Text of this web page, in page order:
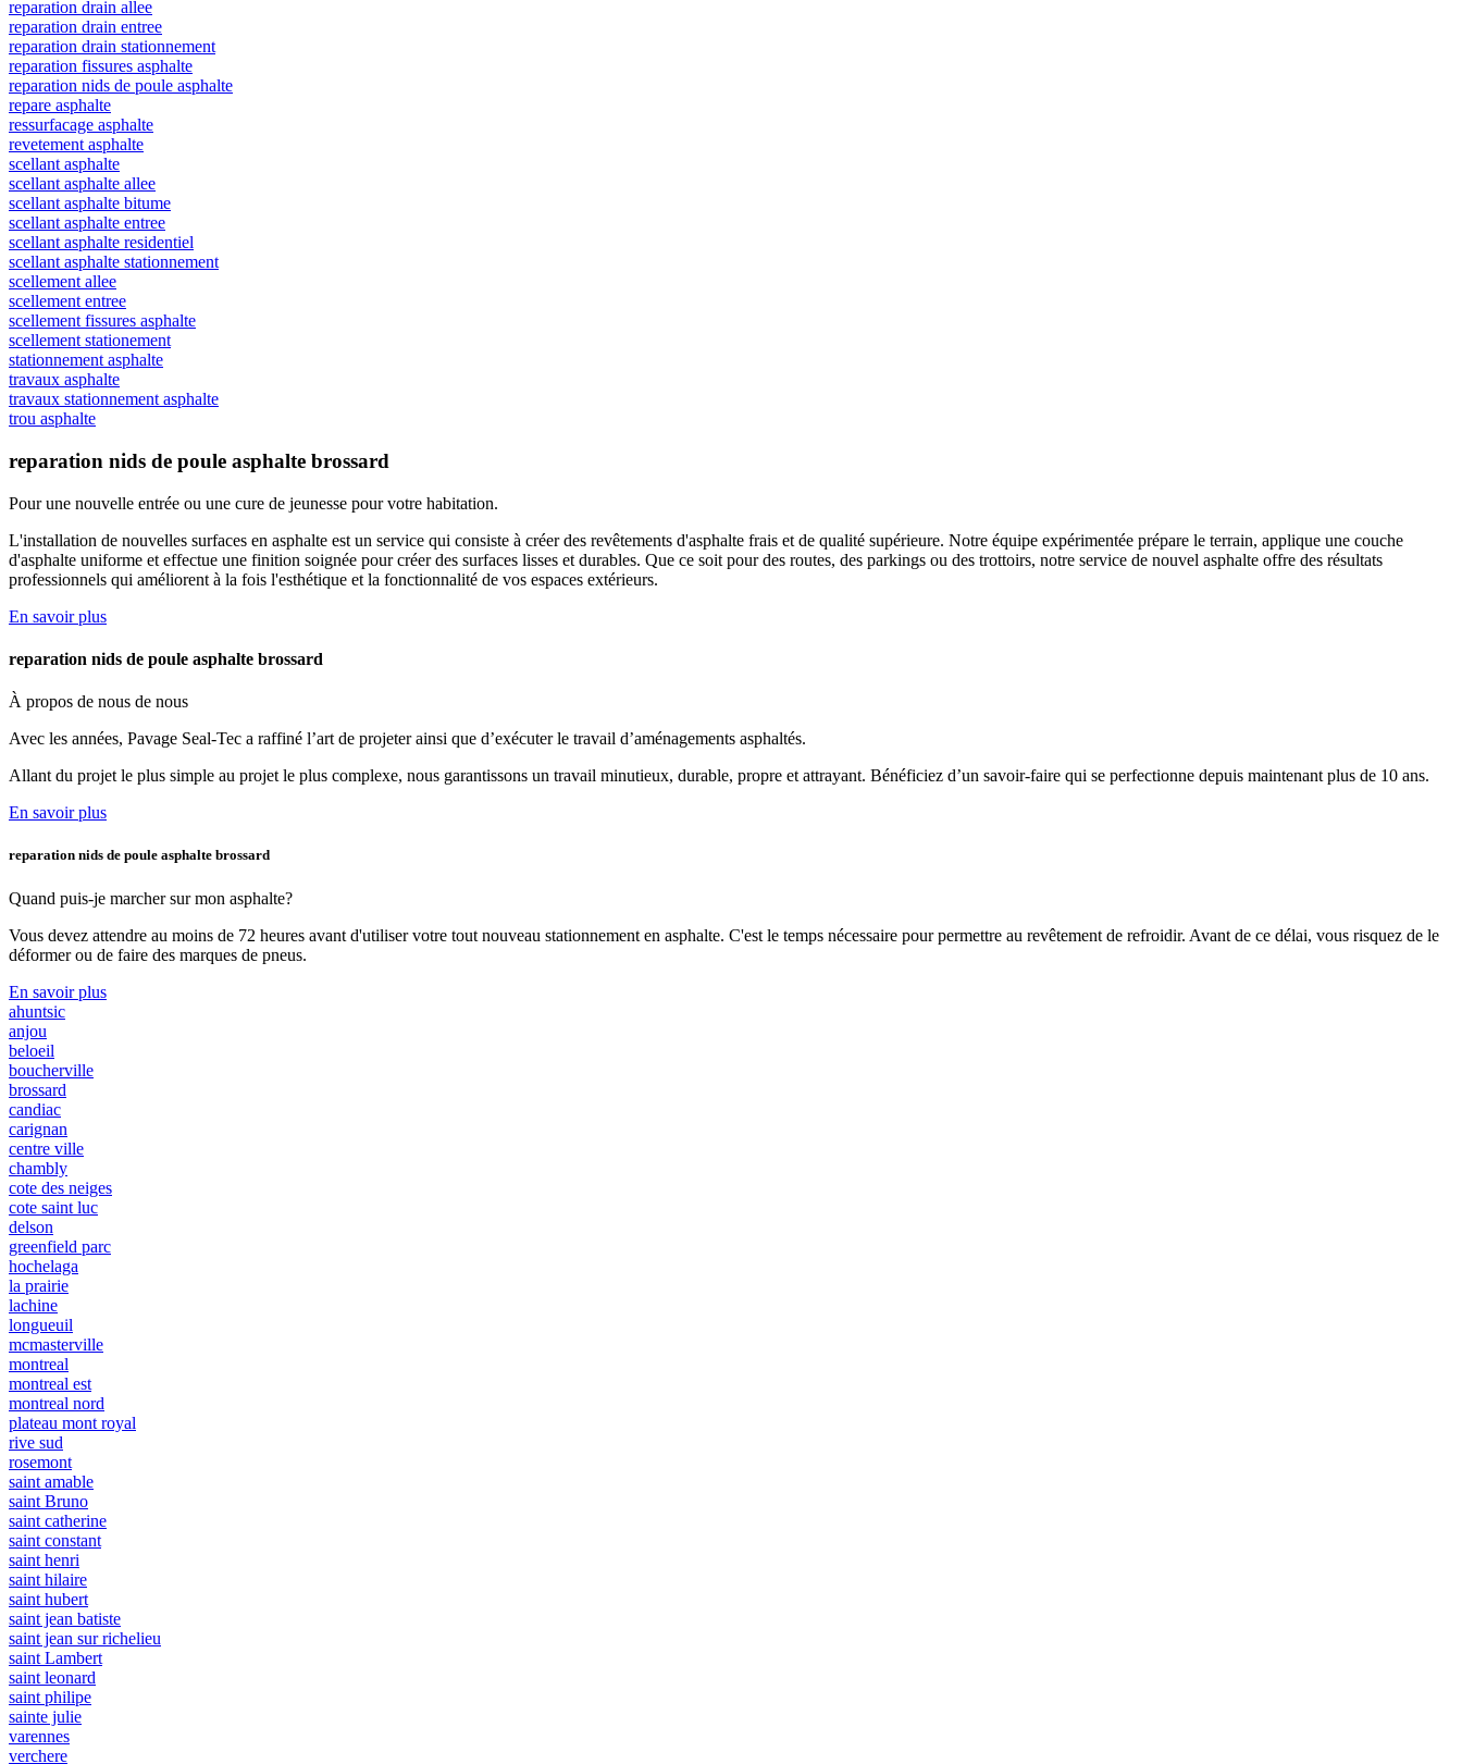
reparation drain allee
reparation drain entree
reparation drain stationnement
reparation fissures asphalte
reparation nids de poule asphalte
repare asphalte
ressurfacage asphalte
revetement asphalte
scellant asphalte
scellant asphalte allee
scellant asphalte bitume
scellant asphalte entree
scellant asphalte residentiel
scellant asphalte stationnement
scellement allee
scellement entree
scellement fissures asphalte
scellement stationement
stationnement asphalte
travaux asphalte
travaux stationnement asphalte
trou asphalte
reparation nids de poule asphalte brossard
Pour une nouvelle entrée ou une cure de jeunesse pour votre habitation.
L'installation de nouvelles surfaces en asphalte est un service qui consiste à créer des revêtements d'asphalte frais et de qualité supérieure. Notre équipe expérimentée prépare le terrain, applique une couche
d'asphalte uniforme et effectue une finition soignée pour créer des surfaces lisses et durables. Que ce soit pour des routes, des parkings ou des trottoirs, notre service de nouvel asphalte offre des résultats
professionnels qui améliorent à la fois l'esthétique et la fonctionnalité de vos espaces extérieurs.
En savoir plus
reparation nids de poule asphalte brossard
À propos de nous de nous
Avec les années, Pavage Seal-Tec a raffiné l’art de projeter ainsi que d’exécuter le travail d’aménagements asphaltés.
Allant du projet le plus simple au projet le plus complexe, nous garantissons un travail minutieux, durable, propre et attrayant. Bénéficiez d’un savoir-faire qui se perfectionne depuis maintenant plus de 10 ans.
En savoir plus
reparation nids de poule asphalte brossard
Quand puis-je marchersur mon asphalte?
Vous devez attendre au moins de 72 heures avant d'utiliser votre tout nouveau stationnement en asphalte. C'est le temps nécessaire pour permettre au revêtement de refroidir. Avant de ce délai, vous risquez de le
déformer ou de faire des marques de pneus.
En savoir plus
ahuntsic
anjou
beloeil
boucherville
brossard
candiac
carignan
centre ville
chambly
cote des neiges
cote saint luc
delson
greenfield parc
hochelaga
la prairie
lachine
longueuil
mcmasterville
montreal
montreal est
montreal nord
plateau mont royal
rive sud
rosemont
saint amable
saint Bruno
saint catherine
saint constant
saint henri
saint hilaire
saint hubert
saint jean batiste
saint jean sur richelieu
saint Lambert
saint leonard
saint philipe
sainte julie
varennes
verchere